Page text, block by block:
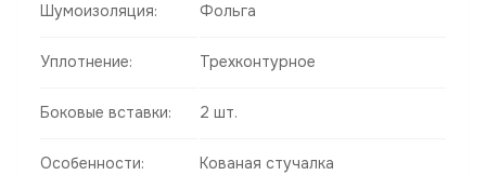
Шумоизоляция:
Фольга
Уплотнение: Трехконтурное
Боковые вставки: 2 шт.
Особенности: Кованая стучалка